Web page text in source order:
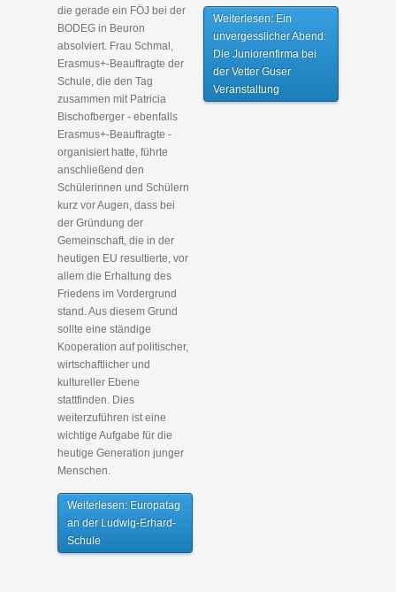
die gerade ein FÖJ bei der
BODEG in Beuron
absolviert. Frau Schmal,
Erasmus+-Beauftragte der
Schule, die den Tag
zusammen mit Patricia
Bischofberger - ebenfalls
Erasmus+-Beauftragte -
organisiert hatte, führte
anschließend den
Schülerinnen und Schülern
kurz vor Augen, dass bei
der Gründung der
Gemeinschaft, die in der
heutigen EU resultierte, vor
allem die Erhaltung des
Friedens im Vordergrund
stand. Aus diesem Grund
sollte eine ständige
Kooperation auf politischer,
wirtschaftlicher und
kultureller Ebene
stattfinden. Dies
weiterzuführen ist eine
wichtige Aufgabe für die
heutige Generation junger
Menschen.
Weiterlesen: Europatag
an der Ludwig-Erhard-
Schule
Weiterlesen: Ein
unvergesslicher Abend:
Die Juniorenfirma bei
der Vetter Guser
Veranstaltung